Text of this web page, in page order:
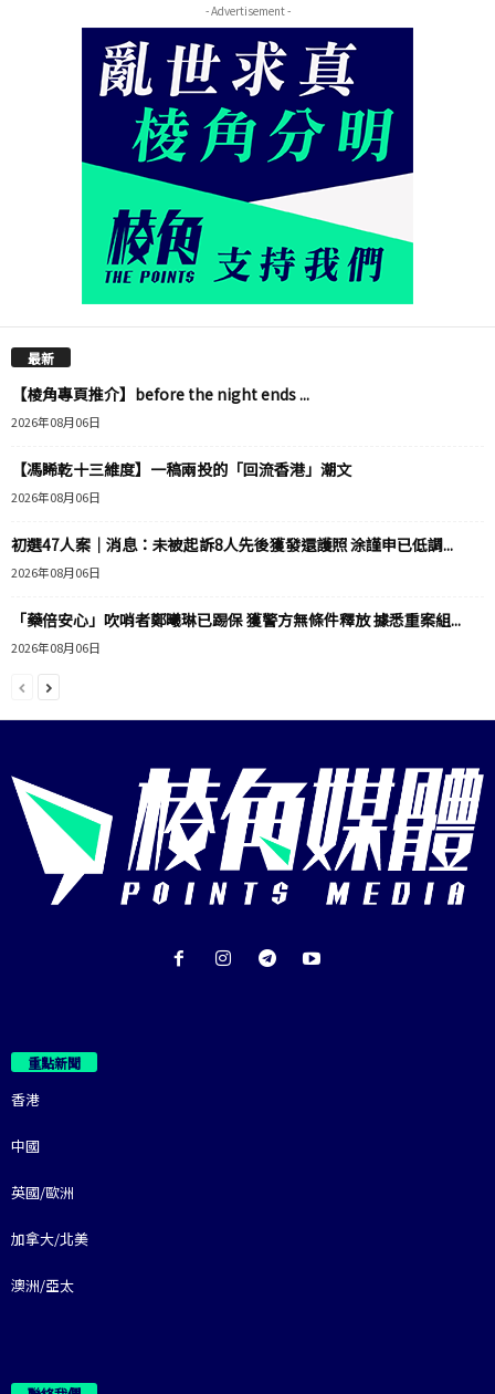
- Advertisement -
最新
【棱角專頁推介】before the night ends ...
2026年08月06日
【馮睎乾十三維度】一稿兩投的「回流香港」潮文
2026年08月06日
初選47人案｜消息：未被起訴8人先後獲發還護照 涂謹申已低調...
2026年08月06日
「藥倍安心」吹哨者鄭曦琳已踢保 獲警方無條件釋放 據悉重案組...
2026年08月06日
重點新聞
香港
中國
英國/歐洲
加拿大/北美
澳洲/亞太